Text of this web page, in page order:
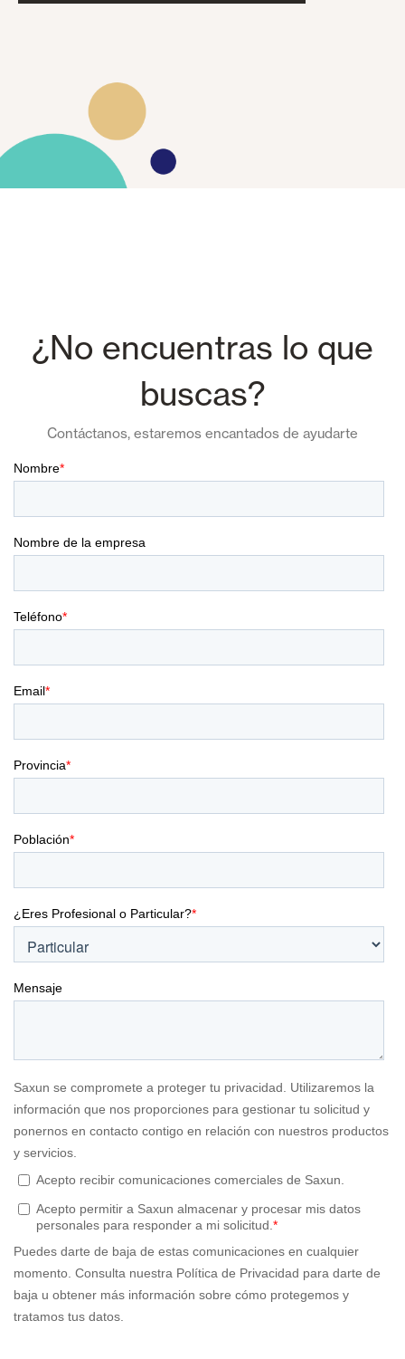
¿No encuentras lo que
buscas?
Contáctanos, estaremos encantados de ayudarte